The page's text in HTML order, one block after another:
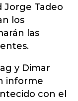
Jorge Tadeo
los
las
y Dimar
informe
con el